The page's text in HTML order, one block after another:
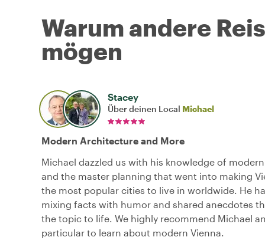
Warum andere
mögen
Stacey
Über deinen Local Michael
Modern Architecture and More
Michael dazzled us with his knowledge of
and the master planning that went into making
the most popular cities to live in worldwide. He
mixing facts with humor and shared anecdotes
the topic to life. We highly recommend Michael
particular to learn about modern Vienna.